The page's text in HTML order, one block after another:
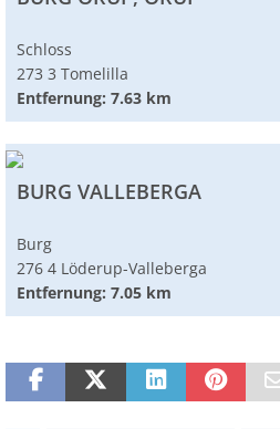
Schloss
273 3 Tomelilla
Entfernung: 7.63 km
BURG VALLEBERGA
Burg
276 4 Löderup-Valleberga
Entfernung: 7.05 km